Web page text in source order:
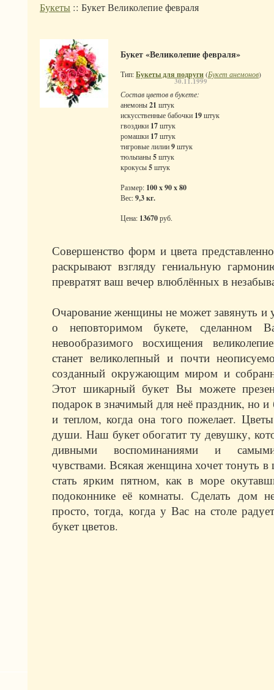
Букеты :: Букет Великолепие февраля
30.11.1999
Букет «Великолепие февраля»
Тип:Букеты для подруги(Букет анемонов)
Состав цветов в букете:
анемоны21 штук
искусственные бабочки 19штук
гвоздики 17штук
ромашки 17штук
тигровые лилии9штук
тюльпаны5штук
крокусы5штук
Размер: 100 x 90 x 80
Вес:9,3 кг.
Цена: 13670руб.
Совершенство форм и цвета
раскрывают взгляду гениальную
превратят ваш вечер влюблённых в
Очарование женщины не может завянуть и
о неповторимом букете, сделанном
невообразимого восхищения
станет великолепный и почти
созданный окружающим миром и
Этот шикарный букет Вы можете
подарок в значимый для неё праздник, но
и теплом, когда она того пожелает.
души. Наш букет обогатит ту девушку,
дивными воспоминаниями и самыми
чувствами. Всякая женщина хочет тонуть в
стать ярким пятном, как в море
подоконнике её комнаты. Сделать дом
просто, тогда, когда у Вас на столе
букет цветов.